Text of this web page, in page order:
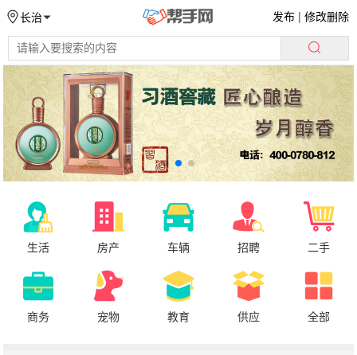
长治 发布 |修改删除
生活 房产 车辆 招聘 二手
商务 宠物 教育 供应 全部